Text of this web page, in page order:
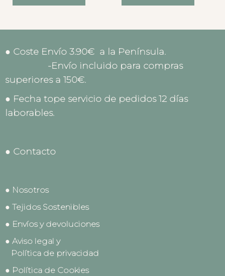
● Coste Envío 3.90€ a la Península.
-Envío incluido para compras
superiores a 150€.
● Fecha tope servicio de pedidos 12 días
laborables.
● Contacto
● Nosotros
● Tejidos Sostenibles
● Envíos y devoluciones
● Aviso legal y
Política de privacidad
● Política de Cookies